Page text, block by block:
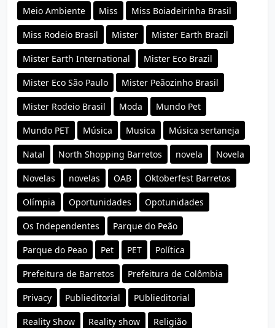
Meio Ambiente Miss Miss Boiadeirinha Brasil
Miss Rodeio Brasil Mister Mister Earth Brazil
Mister Earth International Mister Eco Brazil
Mister Eco São Paulo Mister Peãozinho Brasil
Mister Rodeio Brasil Moda Mundo Pet
Mundo PET Música Musica Música sertaneja
Natal North Shopping Barretos novela Novela
Novelas novelas OAB Oktoberfest Barretos
Olímpia Oportunidades Opotunidades
Os Independentes Parque do Peão
Parque do Peao Pet PET Política
Prefeitura de Barretos Prefeitura de Colômbia
Privacy Publieditorial PUblieditorial
Reality Show Reality show Religião